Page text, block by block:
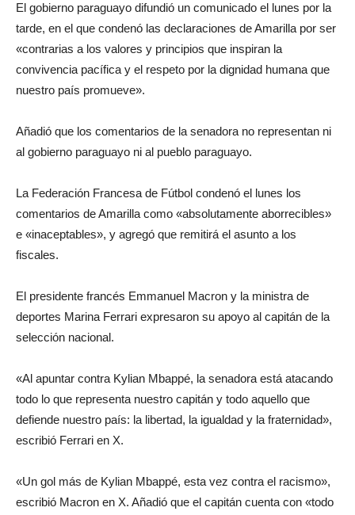
El gobierno paraguayo difundió un comunicado el lunes por la
tarde, en el que condenó las declaraciones de Amarilla por ser
«contrarias a los valores y principios que inspiran la
convivencia pacífica y el respeto por la dignidad humana que
nuestro país promueve».
Añadió que los comentarios de la senadora no representan ni
al gobierno paraguayo ni al pueblo paraguayo.
La Federación Francesa de Fútbol condenó el lunes los
comentarios de Amarilla como «absolutamente aborrecibles»
e «inaceptables», y agregó que remitirá el asunto a los
fiscales.
El presidente francés Emmanuel Macron y la ministra de
deportes Marina Ferrari expresaron su apoyo al capitán de la
selección nacional.
«Al apuntar contra Kylian Mbappé, la senadora está atacando
todo lo que representa nuestro capitán y todo aquello que
defiende nuestro país: la libertad, la igualdad y la fraternidad»,
escribió Ferrari en X.
«Un gol más de Kylian Mbappé, esta vez contra el racismo»,
escribió Macron en X. Añadió que el capitán cuenta con «todo